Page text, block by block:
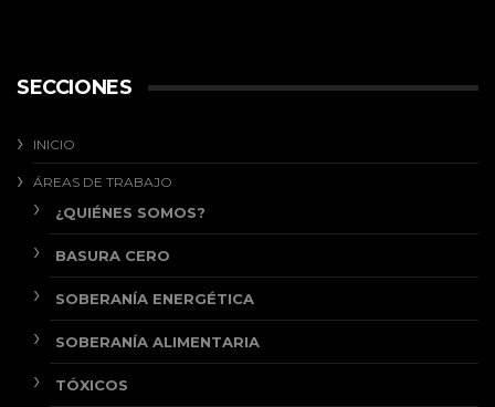
SECCIONES
INICIO
ÁREAS DE TRABAJO
¿QUIÉNES SOMOS?
BASURA CERO
SOBERANÍA ENERGÉTICA
SOBERANÍA ALIMENTARIA
TÓXICOS